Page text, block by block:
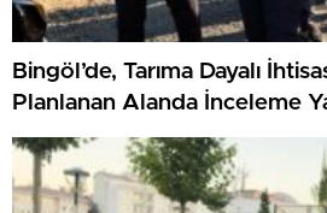
Bingöl’de, Tarıma Dayalı
Planlanan Alanda İnceleme